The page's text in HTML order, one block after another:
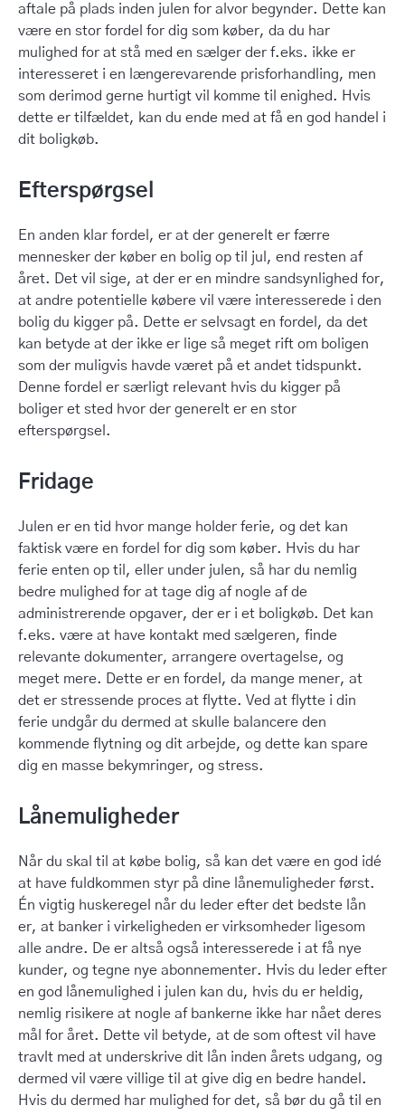
aftale på plads inden julen for alvor begynder. Dette kan
være en stor fordel for dig som køber, da du har
mulighed for at stå med en sælger der f.eks. ikke er
interesseret i en længerevarende prisforhandling, men
som derimod gerne hurtigt vil komme til enighed. Hvis
dette er tilfældet, kan du ende med at få en god handel i
dit boligkøb.
Efterspørgsel
En anden klar fordel, er at der generelt er færre
mennesker der køber en bolig op til jul, end resten af
året. Det vil sige, at der er en mindre sandsynlighed for,
at andre potentielle købere vil være interesserede i den
bolig du kigger på. Dette er selvsagt en fordel, da det
kan betyde at der ikke er lige så meget rift om boligen
som der muligvis havde været på et andet tidspunkt.
Denne fordel er særligt relevant hvis du kigger på
boliger et sted hvor der generelt er en stor
efterspørgsel.
Fridage
Julen er en tid hvor mange holder ferie, og det kan
faktisk være en fordel for dig som køber. Hvis du har
ferie enten op til, eller under julen, så har du nemlig
bedre mulighed for at tage dig af nogle af de
administrerende opgaver, der er i et boligkøb. Det kan
f.eks. være at have kontakt med sælgeren, finde
relevante dokumenter, arrangere overtagelse, og
meget mere. Dette er en fordel, da mange mener, at
det er stressende proces at flytte. Ved at flytte i din
ferie undgår du dermed at skulle balancere den
kommende flytning og dit arbejde, og dette kan spare
dig en masse bekymringer, og stress.
Lånemuligheder
Når du skal til at købe bolig, så kan det være en god idé
at have fuldkommen styr på dine lånemuligheder først.
Én vigtig huskeregel når du leder efter det bedste lån
er, at banker i virkeligheden er virksomheder ligesom
alle andre. De er altså også interesserede i at få nye
kunder, og tegne nye abonnementer. Hvis du leder efter
en god lånemulighed i julen kan du, hvis du er heldig,
nemlig risikere at nogle af bankerne ikke har nået deres
mål for året. Dette vil betyde, at de som oftest vil have
travlt med at underskrive dit lån inden årets udgang, og
dermed vil være villige til at give dig en bedre handel.
Hvis du dermed har mulighed for det, så bør du gå til en